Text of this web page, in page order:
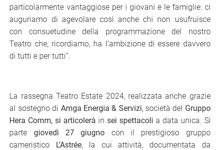
particolarmente vantaggiose per i giovani e le famiglie: ci
auguriamo di agevolare così anche chi non usufruisce
con consuetudine della programmazione del nostro
Teatro che, ricordiamo, ha l’ambizione di essere davvero
di tutti e per tutti”.
La rassegna Teatro Estate 2024, realizzata anche grazie
al sostegno di Amga Energia & Servizi, società del Gruppo
Hera Comm, si articolerà insei spettacoli a data unica. Si
parte giovedì 27 giugno con il prestigioso gruppo
cameristico L’Astrée, la cui attività, documentata da